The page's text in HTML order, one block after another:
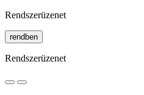
Rendszerüzenet
rendben
Rendszerüzenet